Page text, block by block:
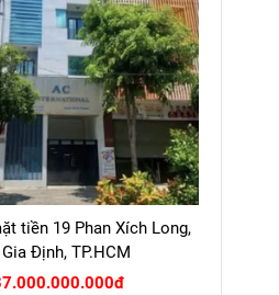
tiền 19 Phan Xích Long,
Gia Định, TP.HCM